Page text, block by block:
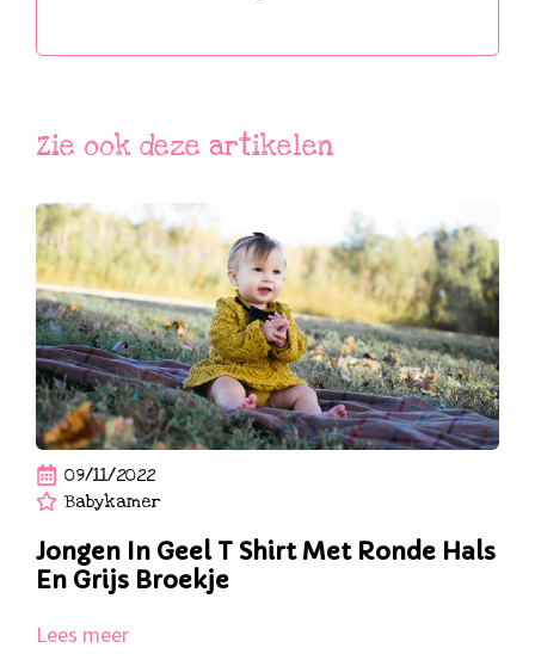
Zie ook deze artikelen
09/11/2022
Babykamer
Jongen In Geel T Shirt Met Ronde Hals
En Grijs Broekje
Lees meer